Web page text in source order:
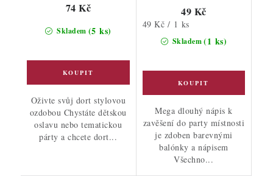
Skladem (5 ks)
74 Kč
Oživte svůj dort stylovou
ozdobou Chystáte dětskou
oslavu nebo tematickou
párty a chcete dort...
Skladem(1 ks)
49 Kč
Měrná
49 Kč / 1 ks
Mega dlouhý nápis k
zavěšení do party místnosti
je zdoben barevnými
balónky a nápisem
Všechno...